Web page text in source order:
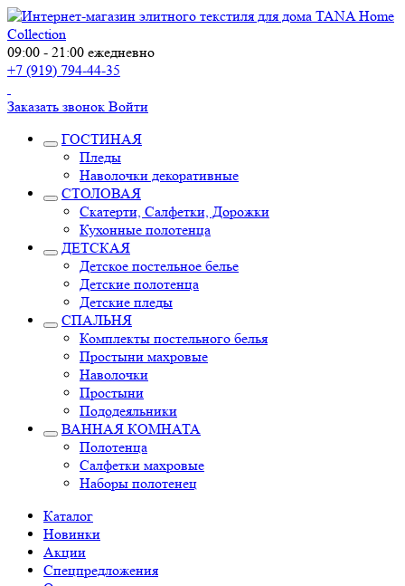
09:00 - 21:00 ежедневно
+7 (919) 794-44-35
Заказать звонок Войти
ГОСТИНАЯ
Пледы
Наволочки декоративные
СТОЛОВАЯ
Скатерти, Салфетки, Дорожки
Кухонные полотенца
ДЕТСКАЯ
Детское постельное белье
Детские полотенца
Детские пледы
СПАЛЬНЯ
Комплекты постельного белья
Простыни махровые
Наволочки
Простыни
Пододеяльники
ВАННАЯ КОМНАТА
Полотенца
Салфетки махровые
Наборы полотенец
Каталог
Новинки
Акции
Спецпредложения